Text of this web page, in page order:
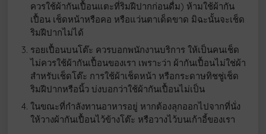
ควรใช้ผ้ากันเปื้อนแตะที่ริมฝีปากก่อนดื่ม) ห้ามใช้ผ้ากัน
เปื้อน เช็ดหน้าหรือคอ หรือแว่นตาเด็ดขาด มิฉะนั้นจะเช็ด
ริมฝีปากไม่ได้
รอยเปื้อนบนโต๊ะ ควรบอกพนักงานบริการ ให้เป็นคนเช็ด
ไม่ควรใช้ผ้ากันเปื้อนของเรา เพราะว่า ผ้ากันเปื้อนไม่ใช่ผ้า
สำหรับเช็ดโต๊ะ การใช้ผ้าเช็ดหน้า หรือกระดาษทิชชู่เช็ด
ริมฝีปากหรือนิ้ว บ่งบอกว่าใช้ผ้ากันเปื้อนไม่เป็น
ในขณะที่กำลังทานอาหารอยู่ หากต้องลุกออกไปจากที่นั่ง
ให้วางผ้ากันเปื้อนไว้ข้างโต๊ะ หรือวางไว้บนเก้าอี้ของเรา